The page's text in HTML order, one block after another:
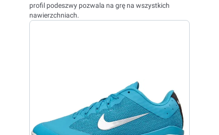
profil podeszwy pozwala na grę na wszystkich
nawierzchniach.